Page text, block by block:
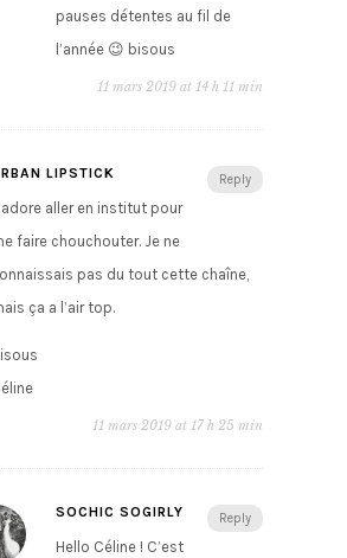
pauses détentes au fil de
l’année 😉 bisous
11 mars 2019 at 14 h 11 min
Reply
LIPSTICK
aller en institut pour
faire chouchouter. Je ne
pas du tout cette chaîne,
ça a l’air top.
11 mars 2019 at 17 h 25 min
Reply
SOCHIC SOGIRLY
Hello Céline ! C’est